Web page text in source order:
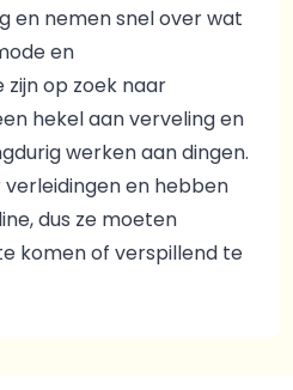
en nemen snel over wat
en
op zoek naar
hekel aan verveling en
werken aan dingen.
verleidingen en hebben
dus ze moeten
komen of verspillend te